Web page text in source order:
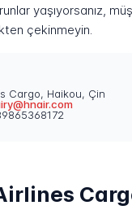
yaşıyorsanız,
çekinmeyin.
Cargo, Haikou, Çin